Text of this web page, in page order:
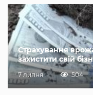
Страхування
захистити свій
7 липня 504